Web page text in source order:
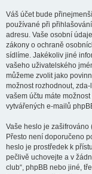
Váš účet bude
používané při
adresu. Vaše osobní
zákony o ochraně
sídlíme. Jakékoliv jiné
vašeho uživatelského
můžeme zvolit jako
možnost rozhodnout,
vašem účtu máte
vytvářených e-mailů
Vaše heslo je
Přesto není doporučeno
heslo je prostředek k
pečlivě uchovejte a v
club“, phpBB nebo jiné,